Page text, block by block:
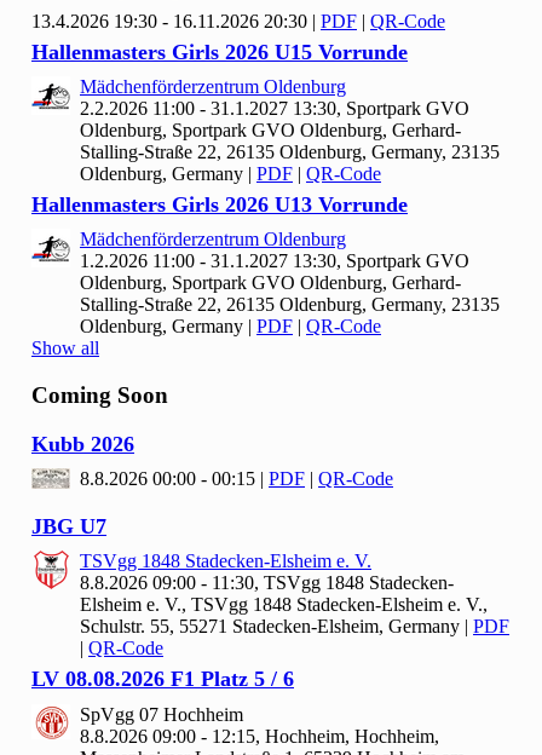
13.4.2026 19:30 - 16.11.2026 20:30 | PDF | QR-Code
Hallenmasters Girls 2026 U15 Vorrunde
Mädchenförderzentrum Oldenburg
2.2.2026 11:00 - 31.1.2027 13:30, Sportpark GVO
Oldenburg, Sportpark GVO Oldenburg, Gerhard-
Stalling-Straße 22, 26135 Oldenburg, Germany, 23135
Oldenburg, Germany | PDF | QR-Code
Hallenmasters Girls 2026 U13 Vorrunde
Mädchenförderzentrum Oldenburg
1.2.2026 11:00 - 31.1.2027 13:30, Sportpark GVO
Oldenburg, Sportpark GVO Oldenburg, Gerhard-
Stalling-Straße 22, 26135 Oldenburg, Germany, 23135
Oldenburg, Germany
PDF
QR-Code
Show all
Coming Soon
Kubb 2026
8.8.2026 00:00 - 00:15 | PDF | QR-Code
JBG U7
TSVgg 1848 Stadecken-Elsheim e. V.
8.8.2026 09:00 - 11:30, TSVgg 1848 Stadecken-
Elsheim e. V., TSVgg 1848 Stadecken-Elsheim e. V.,
Schulstr. 55, 55271 Stadecken-Elsheim, Germany | PDF
| QR-Code
LV 08.08.2026 F1 Platz 5 / 6
SpVgg 07 Hochheim
8.8.2026 09:00 - 12:15, Hochheim, Hochheim,